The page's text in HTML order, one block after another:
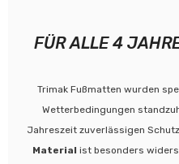
FÜR ALLE 4
Trimak Fußmatten wurden
Wetterbedingungen
Jahreszeit zuverlässigen
Material ist besonders